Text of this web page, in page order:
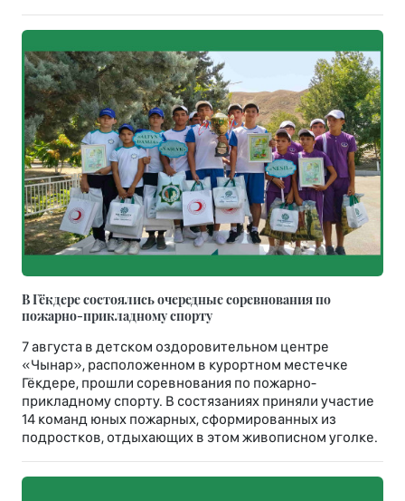
В Гёкдере состоялись очередные соревнования по
пожарно-прикладному спорту
7 августа в детском оздоровительном центре
«Чынар», расположенном в курортном местечке
Гёкдере, прошли соревнования по пожарно-
прикладному спорту. В состязаниях приняли участие
14 команд юных пожарных, сформированных из
подростков, отдыхающих в этом живописном уголке.